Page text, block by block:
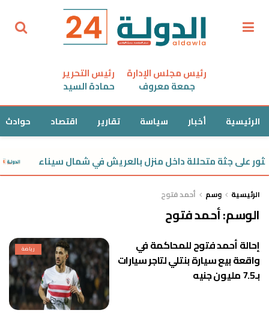
رئيس مجلس الإدارة
جمعة معروف
رئيس التحرير
حمادة السيد
الرئيسية أخبار سياسة تقارير اقتصاد حوادث
على جثة متحللة داخل منزل بالعريش في شمال سيناء
الرئيسية وسم أحمد فتوح
الوسم:أحمد فتوح
رياضة
إحالة أحمد فتوح للمحاكمة في
واقعة بيع سيارة بنتلي لتاجر سيارات
بـ7.5 مليون جنيه